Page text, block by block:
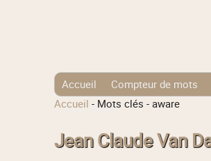
Accueil Compteur de mots
Tags Cloud
Accueil - Mots clés - aware
Jean Claude Van